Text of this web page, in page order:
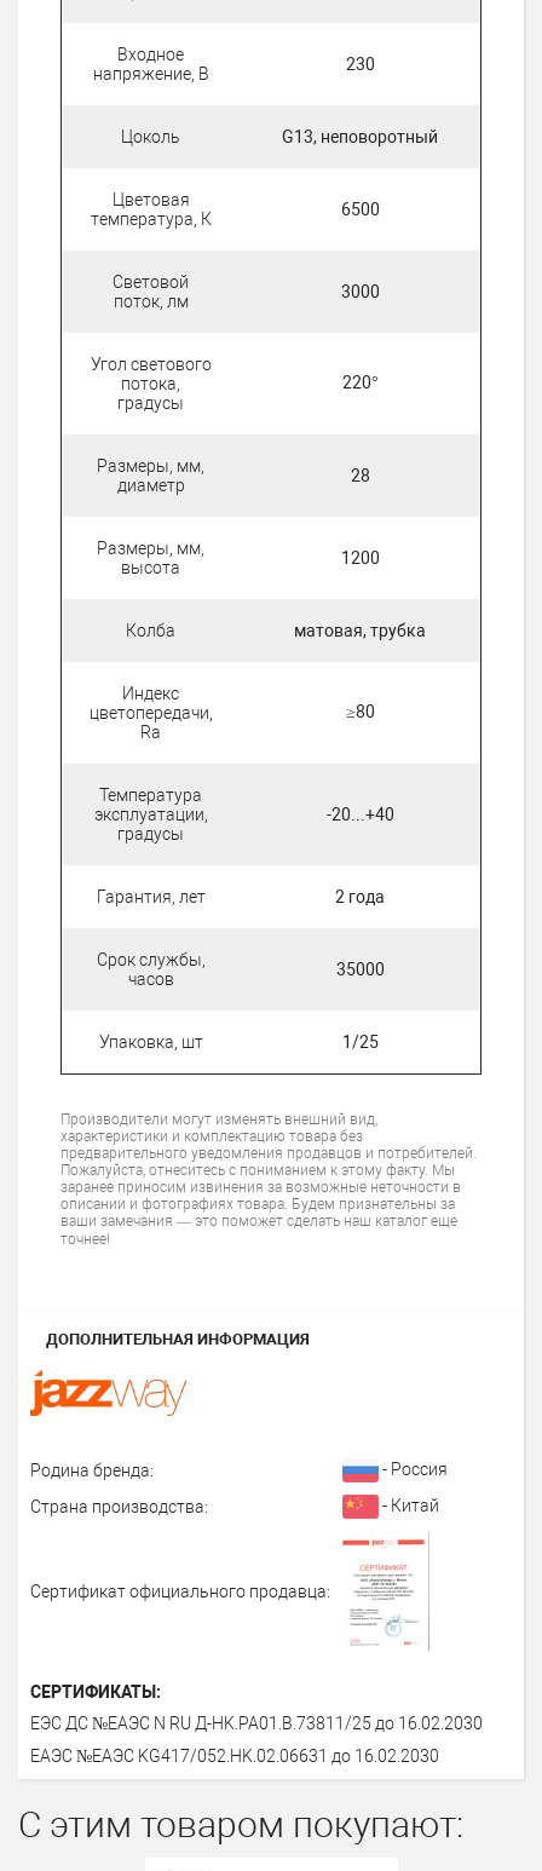
Входное
напряжение, В
230
Цоколь G13, неповоротный
Цветовая
температура, К
6500
Световой
поток, лм
3000
Угол светового
потока,
градусы
220°
Размеры, мм,
диаметр
28
Размеры, мм,
высота
1200
Колба матовая, трубка
Индекс
цветопередачи,
Ra
≥80
Температура
эксплуатации,
градусы
-20...+40
Гарантия, лет 2 года
Срок службы,
часов
35000
Упаковка, шт 1/25
Производители могут изменять внешний вид,
характеристики и комплектацию товара без
предварительного уведомления продавцов и потребителей.
Пожалуйста, отнеситесь с пониманием к этому факту. Мы
заранее приносим извинения за возможные неточности в
описании и фотографиях товара. Будем признательны за
ваши замечания — это поможет сделать наш каталог еще
точнее!
ДОПОЛНИТЕЛЬНАЯ ИНФОРМАЦИЯ
Родина бренда:
- Россия
Страна производства:
- Китай
Сертификат официального продавца:
СЕРТИФИКАТЫ:
ЕЭС ДС №ЕАЭС N RU Д-HK.РА01.В.73811/25 до 16.02.2030
ЕАЭС №ЕАЭС KG417/052.HK.02.06631 до 16.02.2030
С этим товаром покупают: